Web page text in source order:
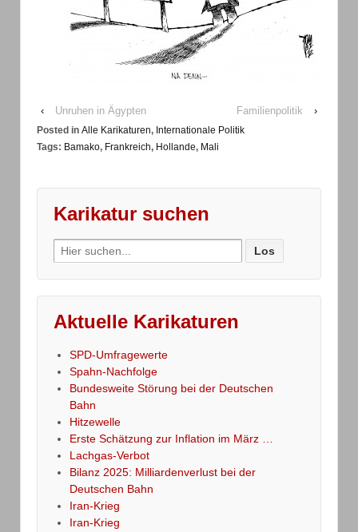
‹ Unruhen in Ägypten Familienpolitik ›
Posted in Alle Karikaturen, Internationale Politik
Tags: Bamako, Frankreich, Hollande, Mali
Karikatur suchen
Search
for:
Aktuelle Karikaturen
SPD-Umfragewerte
Spahn-Nachfolge
Bundesweite Störung bei der Deutschen
Bahn
Hitzewelle
Erste Schätzung zur Inflation im März …
Lachgas-Verbot
Bilanz 2025: Milliardenverlust bei der
Deutschen Bahn
Iran-Krieg
Iran-Krieg